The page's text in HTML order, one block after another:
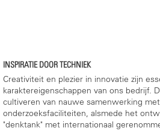
INSPIRATIE DOOR TECHNIEK
Creativiteit en plezier in innovatie zijn
karaktereigenschappen van ons bedrijf.
cultiveren van nauwe samenwerking
onderzoeksfaciliteiten, alsmede het
"denktank" met internationaal